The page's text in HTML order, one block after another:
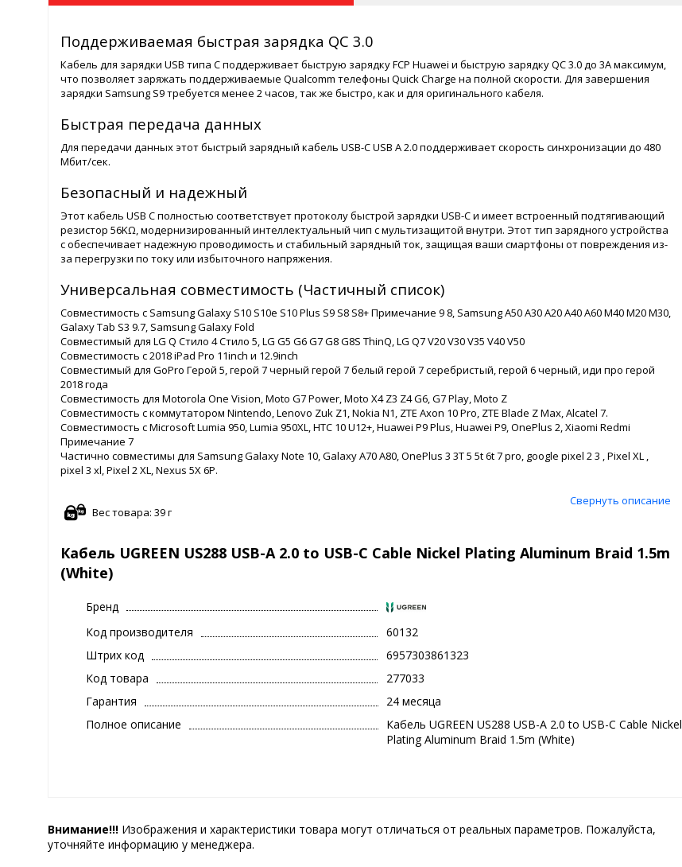
Поддерживаемая быстрая зарядка QC 3.0
Кабель для зарядки USB типа C поддерживает быструю зарядку FCP Huawei и быструю зарядку QC 3.0 до 3А максимум,
что позволяет заряжать поддерживаемые Qualcomm телефоны Quick Charge на полной скорости. Для завершения
зарядки Samsung S9 требуется менее 2 часов, так же быстро, как и для оригинального кабеля.
Быстрая передача данных
Для передачи данных этот быстрый зарядный кабель USB-C USB A 2.0 поддерживает скорость синхронизации до 480
Мбит/сек.
Безопасный и надежный
Этот кабель USB C полностью соответствует протоколу быстрой зарядки USB-C и имеет встроенный подтягивающий
резистор 56KΩ, модернизированный интеллектуальный чип с мультизащитой внутри. Этот тип зарядного устройства
c обеспечивает надежную проводимость и стабильный зарядный ток, защищая ваши смартфоны от повреждения из-
за перегрузки по току или избыточного напряжения.
Универсальная совместимость (Частичный список)
Совместимость с Samsung Galaxy S10 S10e S10 Plus S9 S8 S8+ Примечание 9 8, Samsung A50 A30 A20 A40 A60 M40 M20 M30,
Galaxy Tab S3 9.7, Samsung Galaxy Fold
Совместимый для LG Q Стило 4 Стило 5, LG G5 G6 G7 G8 G8S ThinQ, LG Q7 V20 V30 V35 V40 V50
Совместимость с 2018 iPad Pro 11inch и 12.9inch
Совместимый для GoPro Герой 5, герой 7 черный герой 7 белый герой 7 серебристый, герой 6 черный, иди про герой
2018 года
Совместимость для Motorola One Vision, Moto G7 Power, Moto X4 Z3 Z4 G6, G7 Play, Moto Z
Совместимость с коммутатором Nintendo, Lenovo Zuk Z1, Nokia N1, ZTE Axon 10 Pro, ZTE Blade Z Max, Alcatel 7.
Совместимость с Microsoft Lumia 950, Lumia 950XL, HTC 10 U12+, Huawei P9 Plus, Huawei P9, OnePlus 2, Xiaomi Redmi
Примечание 7
Частично совместимы для Samsung Galaxy Note 10, Galaxy A70 A80, OnePlus 3 3T 5 5t 6t 7 pro, google pixel 2 3 , Pixel XL ,
pixel 3 xl, Pixel 2 XL, Nexus 5X 6P.
Свернуть описание
Вес товара: 39 г
Кабель UGREEN US288 USB-A 2.0 to USB-C Cable Nickel Plating Aluminum Braid 1.5m
(White)
Бренд
Код производителя
60132
Штрих код
6957303861323
Код товара
277033
Гарантия
24 месяца
Полное описание
Кабель UGREEN US288 USB-A 2.0 to USB-C Cable Nickel
Plating Aluminum Braid 1.5m (White)
Внимание!!! Изображения и характеристики товара могут отличаться от реальных параметров. Пожалуйста,
уточняйте информацию у менеджера.